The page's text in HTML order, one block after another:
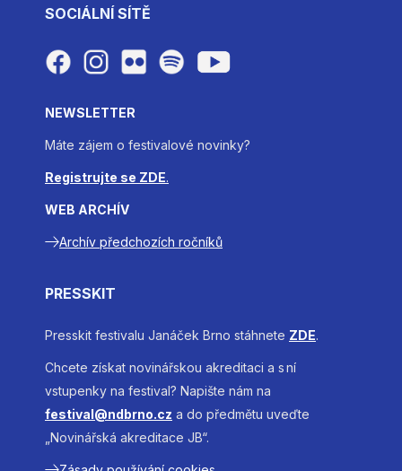
SOCIÁLNÍ SÍTĚ
NEWSLETTER
Máte zájem o festivalové novinky?
Registrujte se ZDE.
WEB ARCHÍV
Archív předchozích ročníků
PRESSKIT
Presskit festivalu Janáček Brno stáhnete ZDE.
Chcete získat novinářskou akreditaci a s ní
vstupenky na festival? Napište nám na
festival@ndbrno.cz a do předmětu uveďte
„Novinářská akreditace JB“.